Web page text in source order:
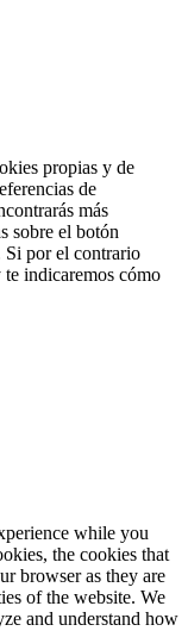
propias y de
de
más
sobre el botón
Si por el contrario
indicaremos cómo
while you
the cookies that
browser as they are
of the website. We
and understand how